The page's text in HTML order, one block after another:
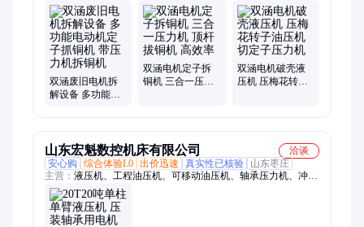
电机拆解设备、定子拔铜机、电动车电机拆解设备、电缆剥皮
机、剥线机、铜铝分离机
双涵废旧电机拆
解设备 多功能电
双涵电机定子拆
铜机 三合一压力
双涵电机破壳液
压机 压梅花转子
山东宏魁数控机床有限公司
洽谈
安心购
综合体验L0 出价迅速 真实性已核验
山东枣庄
主营： 液压机、工程油压机、可移动油压机、轴承压力机、冲孔
压装压力机、数控锻压校直机、真空压力轴承机、龙门液压机、
四柱液压机、100吨单臂液压机、100吨龙门液压机、200吨单臂
液压机、单臂液压机、63吨单臂液压机、160吨单臂液压机、315